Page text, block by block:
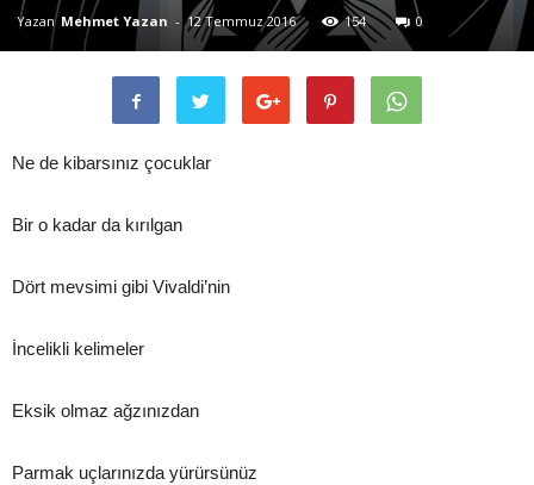
Yazan Mehmet Yazan - 12 Temmuz 2016 154 0
Ne de kibarsınız çocuklar
Bir o kadar da kırılgan
Dört mevsimi gibi Vivaldi’nin
İncelikli kelimeler
Eksik olmaz ağzınızdan
Parmak uçlarınızda yürürsünüz